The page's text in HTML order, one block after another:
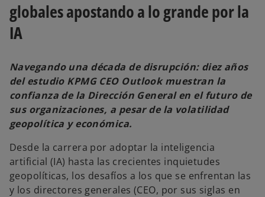
globales apostando a lo grande por la
IA
Navegando una década de disrupción: diez años
del estudio KPMG CEO Outlook muestran la
confianza de la Dirección General en el futuro de
sus organizaciones, a pesar de la volatilidad
geopolítica y económica.
Desde la carrera por adoptar la inteligencia
artificial (IA) hasta las crecientes inquietudes
geopolíticas, los desafíos a los que se enfrentan las
y los directores generales (CEO, por sus siglas en